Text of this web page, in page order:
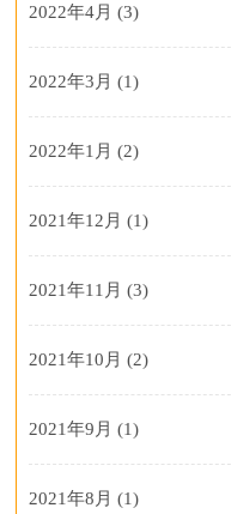
2022年4月 (3)
2022年3月 (1)
2022年1月 (2)
2021年12月 (1)
2021年11月 (3)
2021年10月 (2)
2021年9月 (1)
2021年8月 (1)